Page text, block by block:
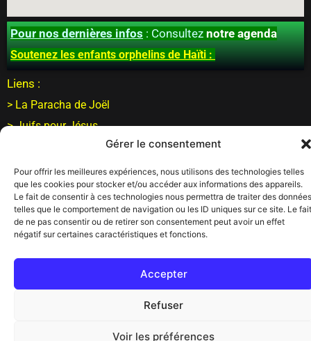
Gérer le consentement
Pour offrir les meilleures expériences, nous utilisons des technologies telles
que les cookies pour stocker et/ou accéder aux informations des appareils.
Le fait de consentir à ces technologies nous permettra de traiter des données
telles que le comportement de navigation ou les ID uniques sur ce site. Le fait
de ne pas consentir ou de retirer son consentement peut avoir un effet
négatif sur certaines caractéristiques et fonctions.
Accepter
Refuser
Voir les préférences
Pour nos dernières infos : Consultez notre agenda
Soutenez les enfants orphelins de Haïti :
Liens :
> La Paracha de Joël
>Juifs pour Jésus
Vues :3